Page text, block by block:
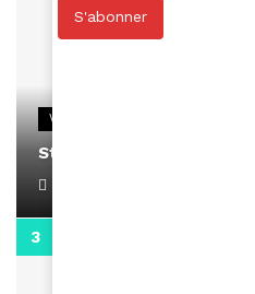
VIDEOS
Stacy passe un message
S'abonner